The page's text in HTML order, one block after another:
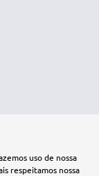
uso de nossa
respeitamos nossa